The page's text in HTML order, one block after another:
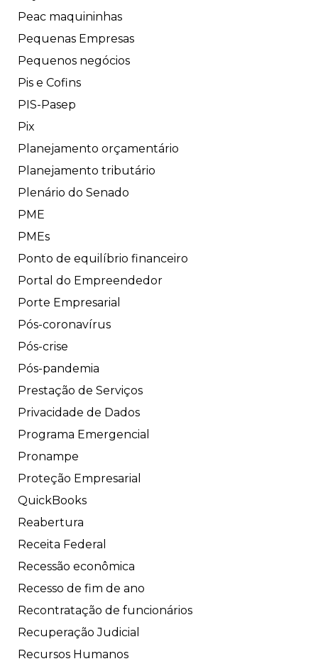
Peac maquininhas
Pequenas Empresas
Pequenos negócios
Pis e Cofins
PIS-Pasep
Pix
Planejamento orçamentário
Planejamento tributário
Plenário do Senado
PME
PMEs
Ponto de equilíbrio financeiro
Portal do Empreendedor
Porte Empresarial
Pós-coronavírus
Pós-crise
Pós-pandemia
Prestação de Serviços
Privacidade de Dados
Programa Emergencial
Pronampe
Proteção Empresarial
QuickBooks
Reabertura
Receita Federal
Recessão econômica
Recesso de fim de ano
Recontratação de funcionários
Recuperação Judicial
Recursos Humanos